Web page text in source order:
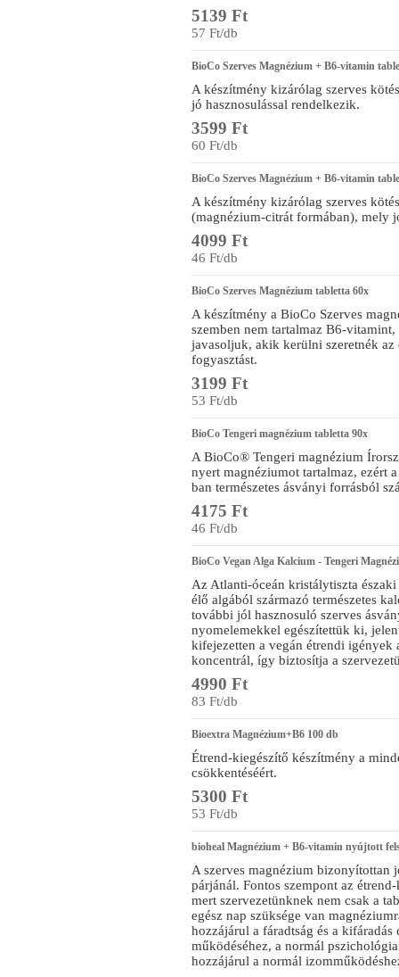
5139 Ft
57 Ft/db
BioCo Szerves Magnézium + B6-vitamin
A készítmény kizárólag szerves
jó hasznosulással rendelkezik.
3599 Ft
60 Ft/db
BioCo Szerves Magnézium + B6-vitamin
A készítmény kizárólag szerves
(magnézium-citrát formában), mely
4099 Ft
46 Ft/db
BioCo Szerves Magnézium tabletta 60x
A készítmény a BioCo Szerves
szemben nem tartalmaz B6-
javasoljuk, akik kerülni szeretnék
fogyasztást.
3199 Ft
53 Ft/db
BioCo Tengeri magnézium tabletta 90x
A BioCo® Tengeri magnézium
nyert magnéziumot tartalmaz, ezért
ban természetes ásványi forrásból
4175 Ft
46 Ft/db
BioCo Vegan Alga Kalcium - Tengeri
Az Atlanti-óceán kristálytiszta
élő algából származó természetes
további jól hasznosuló szerves
nyomelemekkel egészítettük ki,
kifejezetten a vegán étrendi
koncentrál, így biztosítja a
4990 Ft
83 Ft/db
Bioextra Magnézium+B6 100 db
Étrend-kiegészítő készítmény a
csökkentéséért.
5300 Ft
53 Ft/db
bioheal Magnézium + B6-vitamin nyújtott
A szerves magnézium bizonyítottan
párjánál. Fontos szempont az
mert szervezetünknek nem csak a
egész nap szüksége van
hozzájárul a fáradtság és a
működéséhez, a normál
hozzájárul a normál